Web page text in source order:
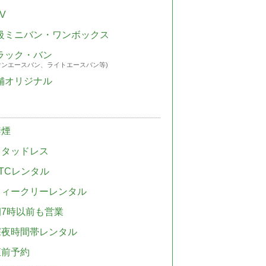
ミニバン・ワンボックス
ック・バン
エースバン、ライトエースバン等)
オリジナル
ッドレス
レンタル
ークリーレンタル
時以前も営業
時間帯レンタル
予約